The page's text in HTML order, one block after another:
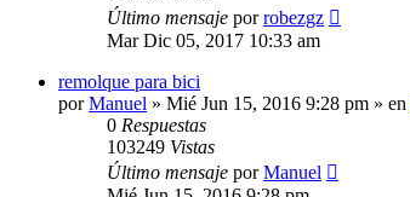
Último mensaje porrobezgz
Mar Dic 05, 2017 10:33 am
remolque para bici
porManuel » Mié Jun 15, 2016 9:28 pm » en
0 Respuestas
103249 Vistas
Último mensaje porManuel